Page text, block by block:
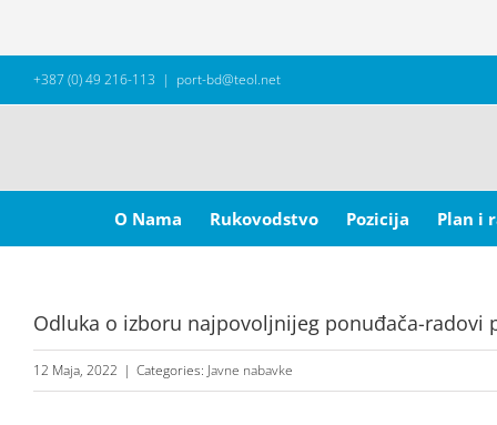
+387 (0) 49 216-113 | port-bd@teol.net
for:
O Nama
Rukovodstvo Pozicija Plan i
Odluka o izboru najpovoljnijeg ponuđača-radovi
12 Maja, 2022 | Categories: Javne nabavke